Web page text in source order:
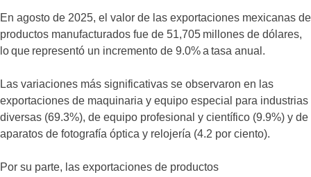
En agosto de 2025, el valor de las exportaciones mexicanas de
productos manufacturados fue de 51,705 millones de dólares,
lo que representó un incremento de 9.0% a tasa anual.
Las variaciones más significativas se observaron en las
exportaciones de maquinaria y equipo especial para industrias
diversas (69.3%), de equipo profesional y científico (9.9%) y de
aparatos de fotografía óptica y relojería (4.2 por ciento).
Por su parte, las exportaciones de productos